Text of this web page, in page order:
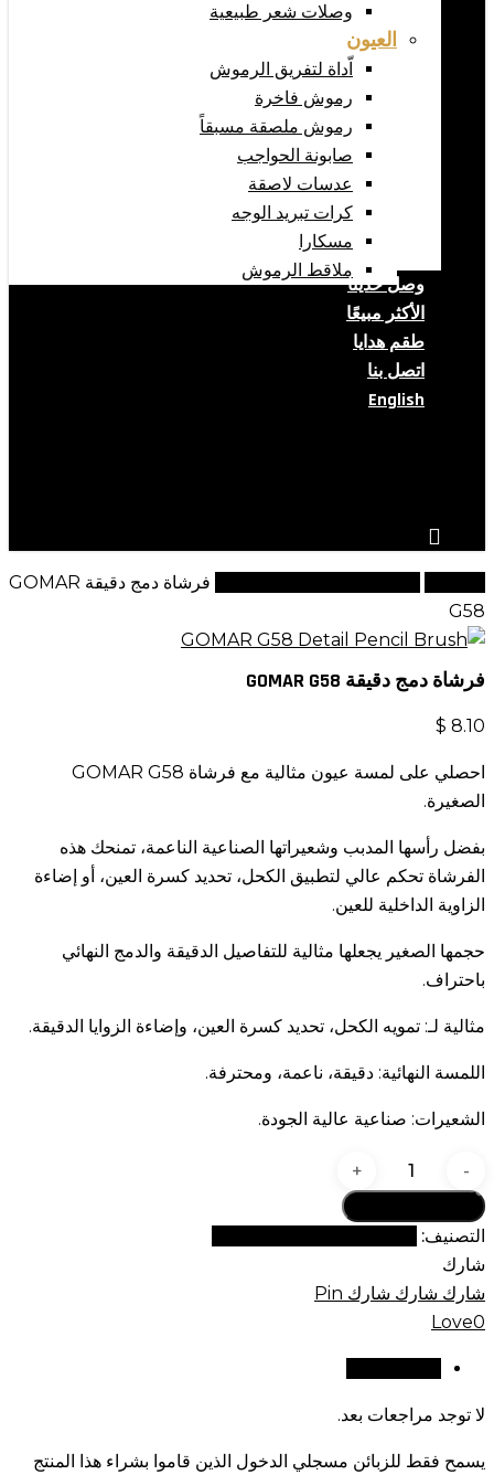
وصلات شعر طبيعية
العيون
اّداة لتفريق الرموش
رموش فاخرة
رموش ملصقة مسبقاً
صابونة الحواجب
عدسات لاصقة
كرات تبريد الوجه
مسكارا
ملاقط الرموش
وصل حديثا
الأكثر مبيعًا
طقم هدايا
اتصل بنا
English
فرشاة دمج دقيقة GOMAR
G58
فرشاة دمج دقيقة GOMAR G58
$ 8.10
احصلي على لمسة عيون مثالية مع فرشاة GOMAR G58
الصغيرة.
بفضل رأسها المدبب وشعيراتها الصناعية الناعمة، تمنحك هذه
الفرشاة تحكم عالي لتطبيق الكحل، تحديد كسرة العين، أو إضاءة
الزاوية الداخلية للعين.
حجمها الصغير يجعلها مثالية للتفاصيل الدقيقة والدمج النهائي
باحتراف.
مثالية لـ: تمويه الكحل، تحديد كسرة العين، وإضاءة الزوايا الدقيقة.
اللمسة النهائية: دقيقة، ناعمة، ومحترفة.
الشعيرات: صناعية عالية الجودة.
كمية
فرشاة
دمج
دقيقة
G58
التصنيف:
شارك
شارك شارك شارك Pin
Love0
لا توجد مراجعات بعد.
يسمح فقط للزبائن مسجلي الدخول الذين قاموا بشراء هذا المنتج